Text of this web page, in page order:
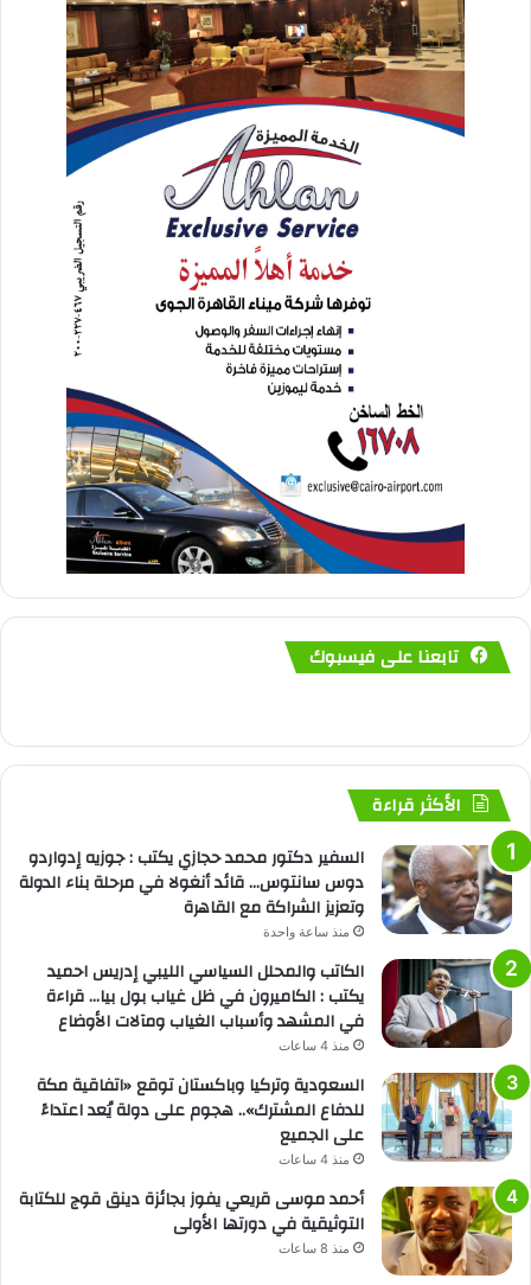
تابعنا على فيسبوك
الأكثر قراءة
السفير دكتور محمد حجازي يكتب : جوزيه إدواردو
دوس سانتوس… قائد أنغولا في مرحلة بناء الدولة
وتعزيز الشراكة مع القاهرة
منذ ساعة واحدة
الكاتب والمحلل السياسي الليبي إدريس احميد
يكتب : الكاميرون في ظل غياب بول بيا… قراءة
في المشهد وأسباب الغياب ومآلات الأوضاع
منذ 4 ساعات
السعودية وتركيا وباكستان توقع «اتفاقية مكة
للدفاع المشترك».. هجوم على دولة يُعد اعتداءً
على الجميع
منذ 4 ساعات
أحمد موسى قريعي يفوز بجائزة دينق قوج للكتابة
التوثيقية في دورتها الأولى
منذ 8 ساعات